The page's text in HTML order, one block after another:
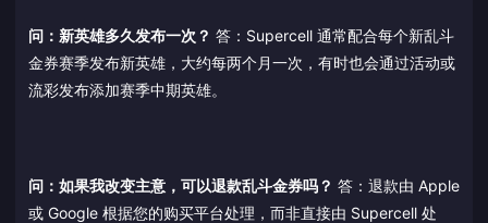
问：新英雄多久发布一次？ 答：Supercell 通常配合每个新乱斗
金券赛季发布新英雄，大约每两个月一次，有时也会通过活动或
流彩发布添加赛季中期英雄。
问：如果我改变主意，可以退款乱斗金券吗？ 答：退款由 Apple
或 Google 根据您的购买平台处理，而非直接由 Supercell 处